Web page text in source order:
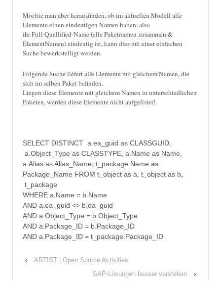
Möchte man aber herausfinden, ob im aktuellen Modell alle
Elemente einen eindeutigen Namen haben, also
ihr Full-Quallified-Name (alle Paketnamen zusammen &
ElementNamen) eindeutig ist, kann dies mit einer einfachen
Suche bewerkstelligt werden.
Folgende Suche liefert alle Elemente mit gleichem Namen, die
sich im selben Paket befinden.
Liegen diese Elemente mit gleichem Namen in unterschiedlichen
Paketen, werden diese Elemente nicht aufgelistet!
SELECT DISTINCT a.ea_guid as CLASSGUID,
a.Object_Type as CLASSTYPE, a.Name as Name,
a.Alias as Alias_Name, t_package.Name as
Package_Name FROM t_object as a, t_object as b,
t_package
WHERE a.Name = b.Name
AND a.ea_guid <> b.ea_guid
AND a.Object_Type = b.Object_Type
AND a.Package_ID = b.Package_ID
AND a.Package_ID = t_package.Package_ID
‹
ARTIST | Open Source Activities
SAP-Lösungen besser verstehen
›